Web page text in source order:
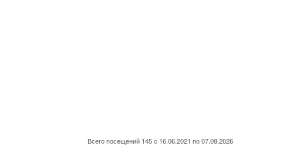
Всего посещений 145 с 16.06.2021 по 07.08.2026